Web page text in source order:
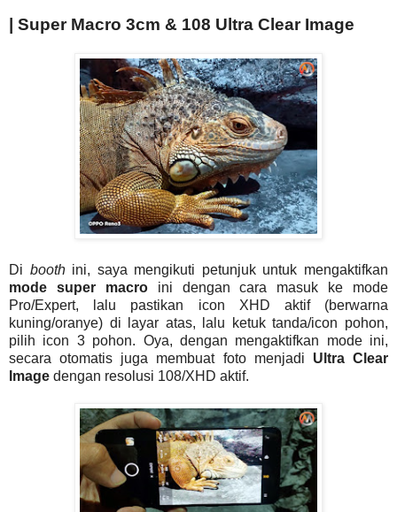
| Super Macro 3cm & 108 Ultra Clear Image
Di booth ini, saya mengikuti petunjuk untuk mengaktifkan
mode super macroini dengan cara masuk ke mode
Pro/Expert, lalu pastikan icon XHD aktif (berwarna
kuning/oranye) di layar atas, lalu ketuk tanda/icon pohon,
pilih icon 3 pohon. Oya, dengan mengaktifkan mode ini,
secara otomatis juga membuat foto menjadi Ultra Clear
Image dengan resolusi 108/XHD aktif.